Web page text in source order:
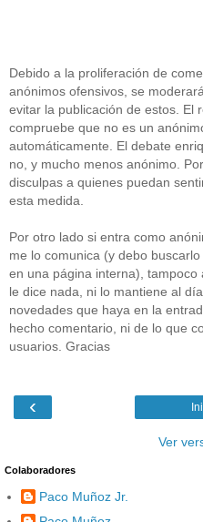
Debido a la proliferación de
anónimos ofensivos, se
evitar la publicación de estos. El
compruebe que no es un
automáticamente. El debate
no, y mucho menos anónimo.
disculpas a quienes puedan
esta medida.
Por otro lado si entra como
me lo comunica (y debo
en una página interna), tampoco
le dice nada, ni lo mantiene al
novedades que haya en la
hecho comentario, ni de lo que
usuarios. Gracias
‹
Ver
Colaboradores
Paco Muñoz Jr.